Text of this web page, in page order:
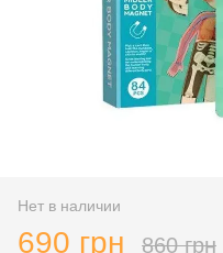
Нет в наличии
690 грн 860 грн